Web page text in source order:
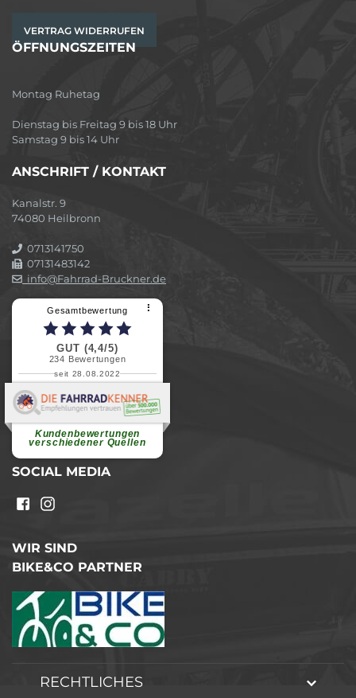
VERTRAG WIDERRUFEN
ÖFFNUNGSZEITEN
Montag Ruhetag
Dienstag bis Freitag 9 bis 18 Uhr
Samstag 9 bis 14 Uhr
ANSCHRIFT / KONTAKT
Kanalstr. 9
74080 Heilbronn
0713141750
07131483142
info@Fahrrad-Bruckner.de
Gesamtbewertung ⠇
GUT (4,4/5)
234 Bewertungen
seit 28.08.2022
Kundenbewertungen
verschiedener Quellen
Elvira B.
Superschnelle und freundliche
weiterlesen
SOCIAL MEDIA
WIR SIND
BIKE&CO PARTNER
RECHTLICHES